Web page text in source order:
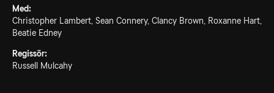
Med:
Christopher Lambert, Sean Connery, Clancy Brown, Roxanne Hart,
Beatie Edney
Regissör:
Russell Mulcahy